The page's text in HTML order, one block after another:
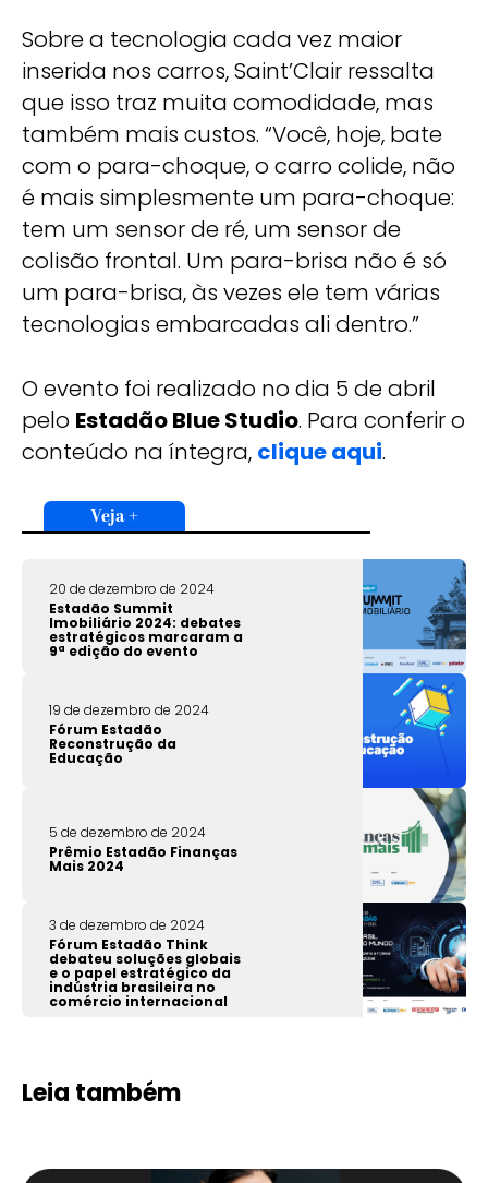
Sobre a tecnologia cada vez maior
inserida nos carros, Saint’Clair ressalta
que isso traz muita comodidade, mas
também mais custos. “Você, hoje, bate
com o para-choque, o carro colide, não
é mais simplesmente um para-choque:
tem um sensor de ré, um sensor de
colisão frontal. Um para-brisa não é só
um para-brisa, às vezes ele tem várias
tecnologias embarcadas ali dentro.”
O evento foi realizado no dia 5 de abril
pelo Estadão Blue Studio. Para conferir o
conteúdo na íntegra, clique aqui.
Veja +
20 de dezembro de 2024
Estadão Summit
Imobiliário 2024: debates
estratégicos marcaram a
9ª edição do evento
19 de dezembro de 2024
Fórum Estadão
Reconstrução da
Educação
5 de dezembro de 2024
Prêmio Estadão Finanças
Mais 2024
3 de dezembro de 2024
Fórum Estadão Think
debateu soluções globais
e o papel estratégico da
indústria brasileira no
comércio internacional
Leia também